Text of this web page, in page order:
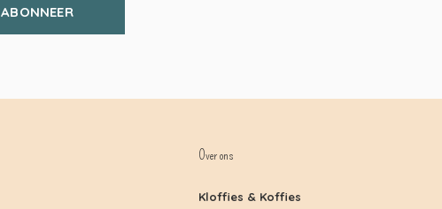
ABONNEER
Over ons
Kloffies & Koffies